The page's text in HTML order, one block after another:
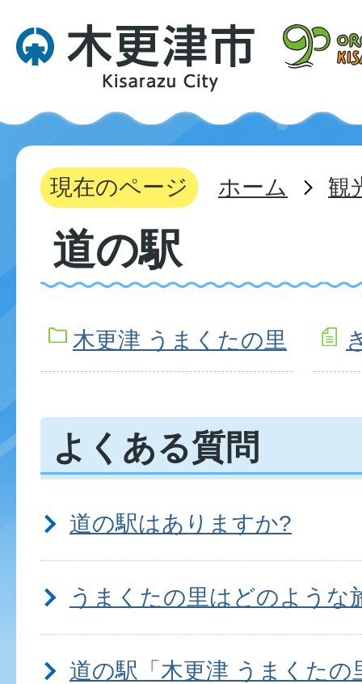
現在のページ ホーム 観
道の駅
木更津 うまくたの里
よくある質問
道の駅はありますか?
うまくたの里はどのような
道の駅「木更津 うまくたの